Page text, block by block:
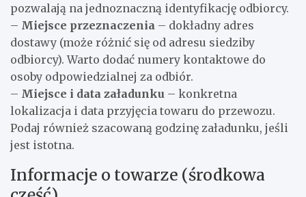
pozwalają na jednoznaczną identyfikację odbiorcy.
– Miejsce przeznaczenia – dokładny adres
dostawy (może różnić się od adresu siedziby
odbiorcy). Warto dodać numery kontaktowe do
osoby odpowiedzialnej za odbiór.
– Miejsce i data załadunku – konkretna
lokalizacja i data przyjęcia towaru do przewozu.
Podaj również szacowaną godzinę załadunku, jeśli
jest istotna.
Informacje o towarze (środkowa